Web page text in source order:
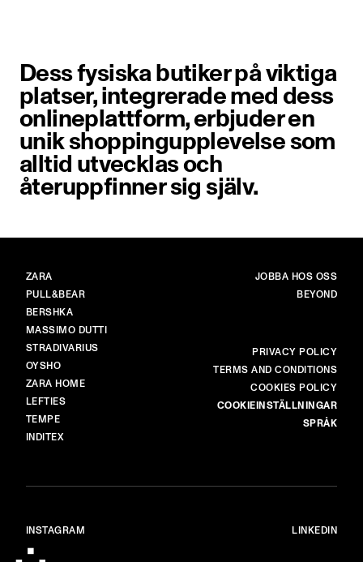
Dess fysiska butiker på viktiga
platser, integrerade med dess
onlineplattform, erbjuder en
unik shoppingupplevelse som
alltid utvecklas och
återuppfinner sig själv.
VARUMÄRKEN
ZARA
PULL&BEAR
BERSHKA
MASSIMO DUTTI
STRADIVARIUS
OYSHO
ZARA HOME
LEFTIES
TEMPE
INDITEX
HUVUD
JOBBA HOS OSS
BEYOND
PRIVACY POLICY
TERMS AND CONDITIONS
COOKIES POLICY
COOKIEINSTÄLLNINGAR
SPRÅK
INSTAGRAM LINKEDIN